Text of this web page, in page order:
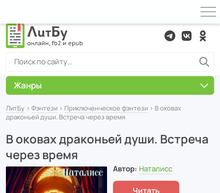
ЛитБу › Фэнтези › Приключенческое фэнтези › В оковах
драконьей души. Встреча через время
В оковах драконьей души. Встреча
через время
Автор: Наталисс
Читать
Жанры